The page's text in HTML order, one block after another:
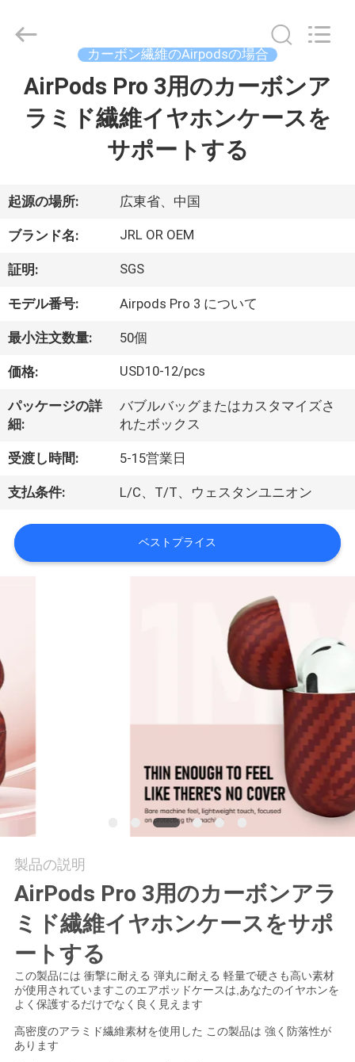
動
画
VR
シ
ョ
ー
私
た
ち
に
て
は
品
質
管
理
お
問
い
合
わ
せ
2026
Shenzhen
Reserved.
カーボン繊維のAirpodsの場合
AirPods Pro 3用のカーボンア
ラミド繊維イヤホンケースを
サポートする
起源の場所: 広東省、中国
ブランド名: JRL OR OEM
証明: SGS
モデル番号: Airpods Pro 3 について
最小注文数量: 50個
価格: USD10-12/pcs
パッケージの詳
細:
バブルバッグまたはカスタマイズさ
れたボックス
受渡し時間: 5-15営業日
支払条件: L/C、T/T、ウェスタンユニオン
ベストプライス
製品の説明
AirPods Pro 3用のカーボンアラ
ミド繊維イヤホンケースをサポ
ートする
この製品には 衝撃に耐える 弾丸に耐える 軽量で硬さも高い素材
が使用されていますこのエアポッドケースは,あなたのイヤホンを
よく保護するだけでなく良く見えます
高密度のアラミド繊維素材を使用した この製品は 強く防落性が
あります